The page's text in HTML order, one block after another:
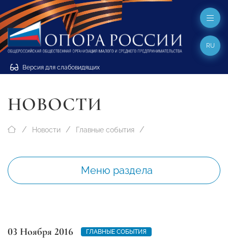
Версия для слабовидящих
RU
НОВОСТИ
Новости Главные события
Меню раздела
03 Ноября 2016 ГЛАВНЫЕ СОБЫТИЯ